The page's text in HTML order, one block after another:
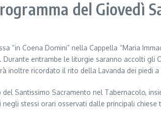
del Giovedì
“in Coena Domini” nella Cappella “Maria
entrambe le liturgie saranno accolti gli
inoltre ricordato il rito della Lavanda dei piedi
Santissimo Sacramento nel Tabernacolo,
stessi orari osservati dalle principali